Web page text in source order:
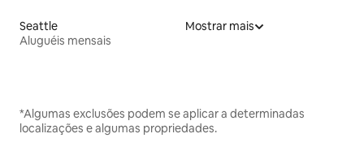
Seattle
Aluguéis mensais
Mostrar mais
*Algumas exclusões podem se aplicar a determinadas
localizações e algumas propriedades.